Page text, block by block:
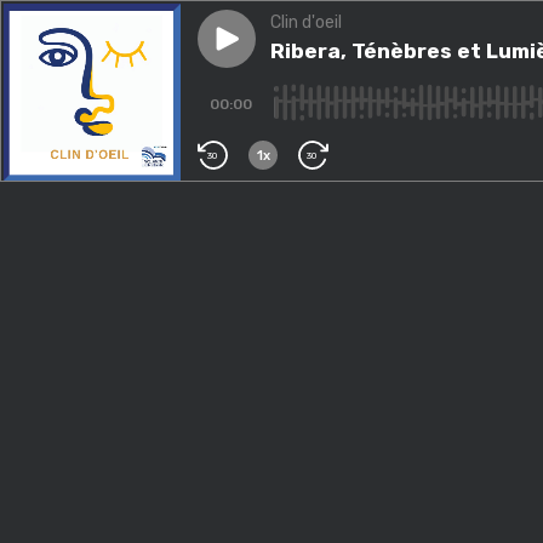
Play episodeRibera, Ténèbres et Lumière
Clin d'oeil
Ribera, Ténèbres et
00:00
30 1x 30